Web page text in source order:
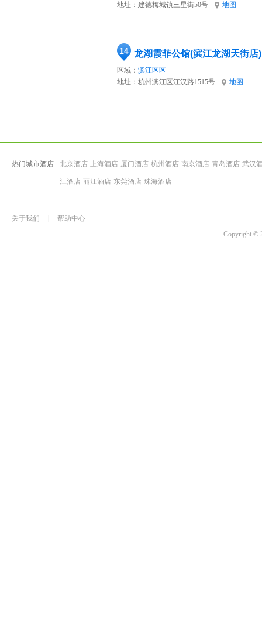
地址： 建德梅城镇三星街50号 地图
14 龙湖霞菲公馆(滨江龙湖天街店)
区域： 滨江区区
地址： 杭州滨江区江汉路1515号 地图
热门城市酒店 北京酒店 上海酒店 厦门酒店 杭州酒店 南京酒店 青岛酒店 武汉
江酒店 丽江酒店 东莞酒店 珠海酒店
关于我们
帮助中心
Copyright ©